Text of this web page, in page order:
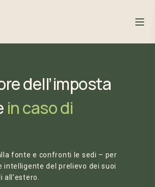
dell’imposta
in caso di
fonte e confronti le sedi – per
intelligente del prelievo dei suoi